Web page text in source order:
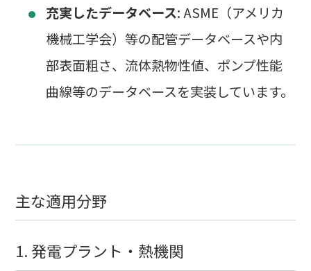
充実したデータベース: ASME（アメリカ
機械工学会）等の配管データベースや内
部表面粗さ、流体熱物性値、ポンプ性能
曲線等のデータベースを実装しています。
主な適用分野
1. 発電プラント・熱機関